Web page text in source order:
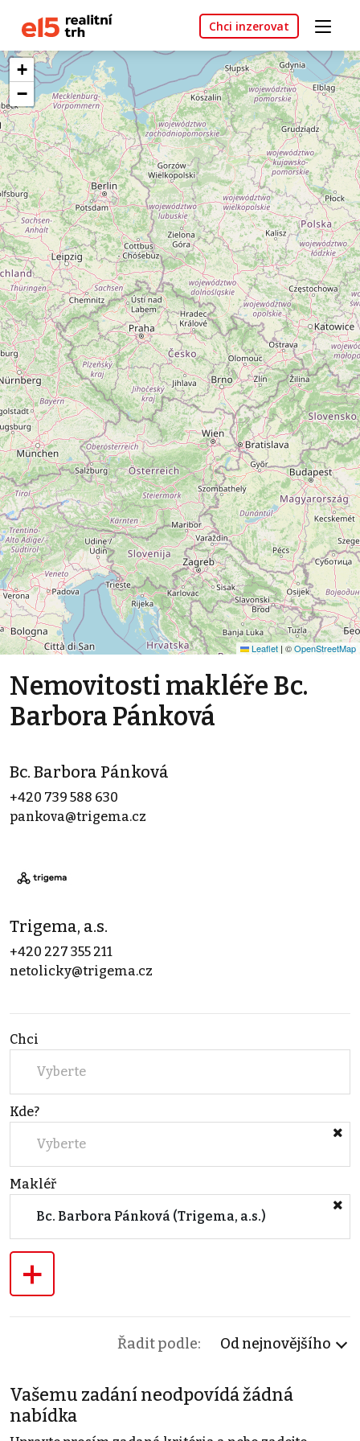
Chci inzerovat
+
−
Leaflet | ©OpenStreetMap
Nemovitosti makléře Bc.
Barbora Pánková
Bc. Barbora Pánková
+420 739 588 630
pankova@trigema.cz
Trigema, a.s.
+420 227 355 211
netolicky@trigema.cz
Chci
Vyberte
Kde?
Vyberte
Makléř
Bc. Barbora Pánková (Trigema, a.s.)
+
Řadit podle: Od nejnovějšího
Vašemu zadání neodpovídá žádná
nabídka